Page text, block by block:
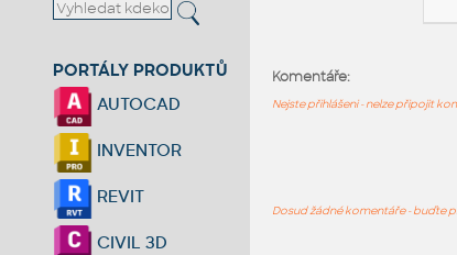
PORTÁLY PRODUKTŮ
AUTOCAD
INVENTOR
REVIT
CIVIL 3D
Komentáře:
Nejste přihlášeni - nelze připojit
Dosud žádné komentáře - buďte